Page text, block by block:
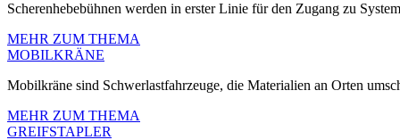
Scherenhebebühnen werden in erster Linie für den Zugang zu
MEHR ZUM THEMA
MOBILKRÄNE
Mobilkräne sind Schwerlastfahrzeuge, die Materialien an Orten
MEHR ZUM THEMA
GREIFSTAPLER